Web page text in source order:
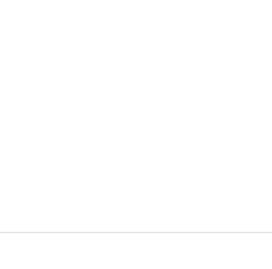
at tilpasse vores indhold og annoncer,
du har givet dem, eller som de